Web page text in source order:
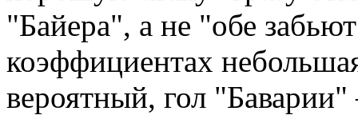
"Байера", а не "обе
коэффициентах
вероятный, гол